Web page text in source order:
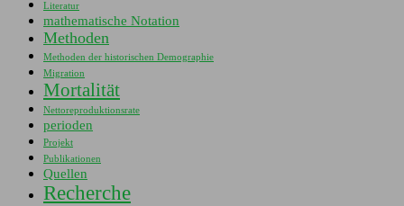
Literatur
mathematische Notation
Methoden
Methoden der historischen Demographie
Migration
Mortalität
Nettoreproduktionsrate
perioden
Projekt
Publikationen
Quellen
Recherche